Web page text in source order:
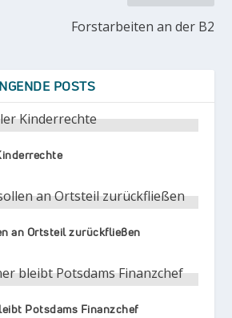
Forstarbeiten an der B2
POSTS
an Ortsteil zurückfließen
Potsdams Finanzchef